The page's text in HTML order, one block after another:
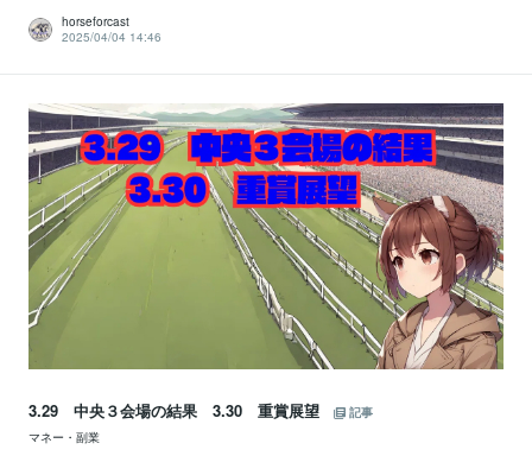
horseforcast
2025/04/04 14:46
3.29 中央３会場の結果 3.30 重賞展望
記事
マネー・副業